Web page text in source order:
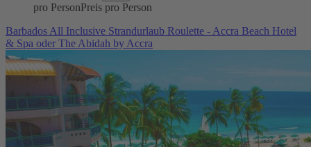
pro PersonPreis pro Person
Barbados All Inclusive Strandurlaub Roulette - Accra Beach Hotel
& Spa oder The Abidah by Accra